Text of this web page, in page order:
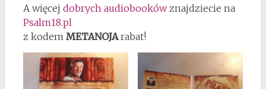
A więcej dobrych audiobookówznajdziecie na
Psalm18.pl
z kodem METANOJArabat!